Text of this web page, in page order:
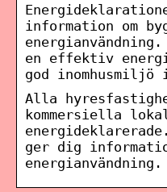
information om
en effektiv
god inomhusmiljö
Alla
kommersiella
ger dig
energianvändning.